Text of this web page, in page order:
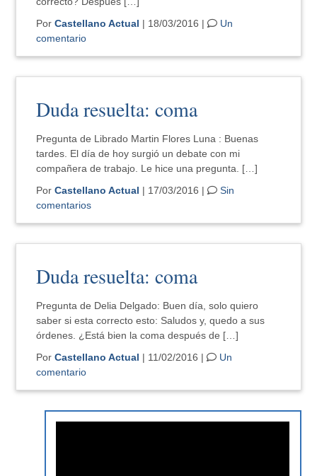
PorCastellano Actual | 18/03/2016 |
Un
comentario
Duda resuelta: coma
Pregunta de Librado Martin Flores Luna : Buenas
tardes. El día de hoy surgió un debate con mi
compañera de trabajo. Le hice una pregunta. […]
PorCastellano Actual | 17/03/2016 |
Sin
comentarios
Duda resuelta: coma
Pregunta de Delia Delgado: Buen día, solo quiero
saber si esta correcto esto: Saludos y, quedo a sus
órdenes. ¿Está bien la coma después de […]
PorCastellano Actual | 11/02/2016 |
Un
comentario